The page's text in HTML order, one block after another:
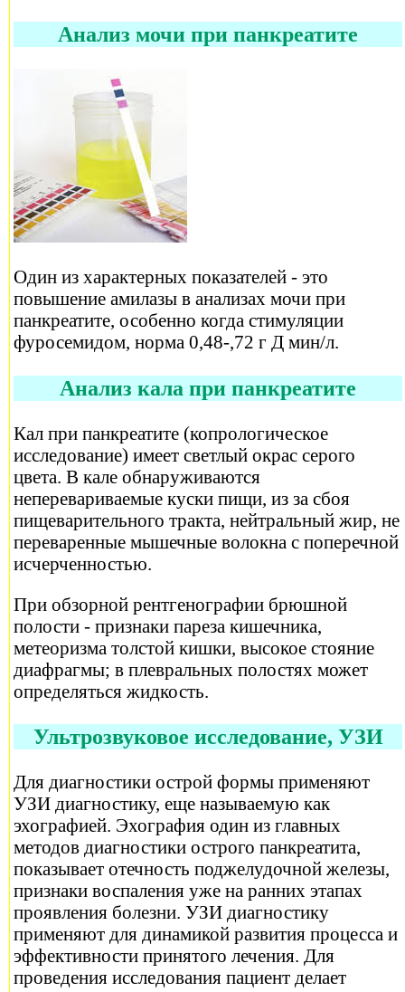
Анализ мочи при панкреатите
Один из характерных показателей - это
повышение амилазы в анализах мочи при
панкреатите, особенно когда стимуляции
фуросемидом, норма 0,48-,72 г Д мин/л.
Анализ кала при панкреатите
Кал при панкреатите (копрологическое
исследование) имеет светлый окрас серого
цвета. В кале обнаруживаются
неперевариваемые куски пищи, из за сбоя
пищеварительного тракта, нейтральный жир, не
переваренные мышечные волокна с поперечной
исчерченностью.
При обзорной рентгенографии брюшной
полости - признаки пареза кишечника,
метеоризма толстой кишки, высокое стояние
диафрагмы; в плевральных полостях может
определяться жидкость.
Ультрозвуковое исследование, УЗИ
Для диагностики острой формы применяют
УЗИ диагностику, еще называемую как
эхографией. Эхография один из главных
методов диагностики острого панкреатита,
показывает отечность поджелудочной железы,
признаки воспаления уже на ранних этапах
проявления болезни. УЗИ диагностику
применяют для динамикой развития процесса и
эффективности принятого лечения. Для
проведения исследования пациент делает